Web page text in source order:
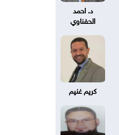
د. احمد
الحفناوي
كريم غنيم